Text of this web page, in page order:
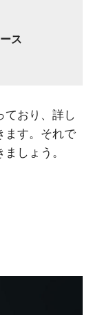
ス
ており、詳し
ます。それで
しょう。